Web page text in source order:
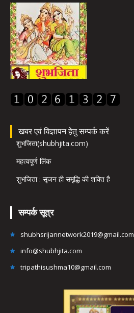
खबर एवं विज्ञापन हेतु सम्पर्क करें
शुभजिता(shubhjita.com)
महत्वपूर्ण लिंक
शुभजिता : सृजन ही समृद्धि की शक्ति है
सम्पर्क सूत्र
shubhsrijannetwork2019@gmail.com
info@shubhjita.com
tripathisushma10@gmail.com